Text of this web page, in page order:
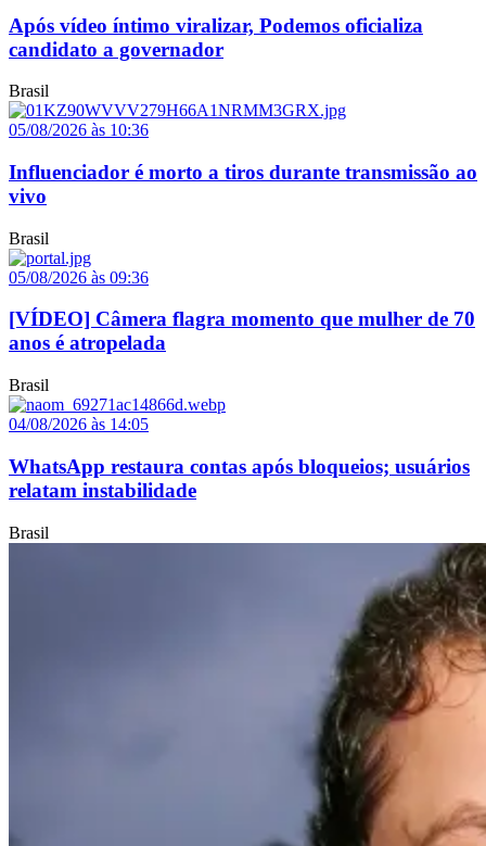
Após vídeo íntimo viralizar, Podemos oficializa
candidato a governador
Brasil
05/08/2026 às 10:36
Influenciador é morto a tiros durante transmissão ao
vivo
Brasil
05/08/2026 às 09:36
[VÍDEO] Câmera flagra momento que mulher de 70
anos é atropelada
Brasil
04/08/2026 às 14:05
WhatsApp restaura contas após bloqueios; usuários
relatam instabilidade
Brasil